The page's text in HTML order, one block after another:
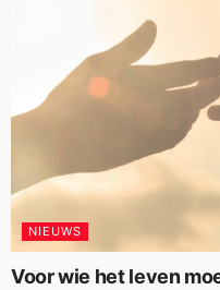
NIEUWS
Voor wie het leven